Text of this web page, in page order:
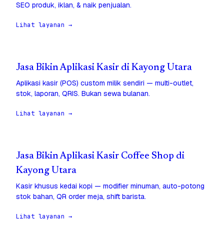
SEO produk, iklan, & naik penjualan.
Lihat layanan →
Jasa Bikin Aplikasi Kasir di Kayong Utara
Aplikasi kasir (POS) custom milik sendiri — multi-outlet,
stok, laporan, QRIS. Bukan sewa bulanan.
Lihat layanan →
Jasa Bikin Aplikasi Kasir Coffee Shop di
Kayong Utara
Kasir khusus kedai kopi — modifier minuman, auto-potong
stok bahan, QR order meja, shift barista.
Lihat layanan →